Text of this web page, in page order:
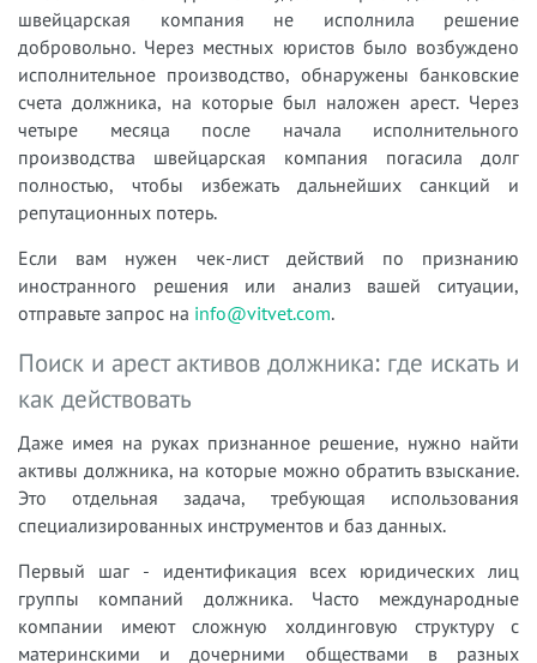
швейцарская компания не исполнила решение
добровольно. Через местных юристов было возбуждено
исполнительное производство, обнаружены банковские
счета должника, на которые был наложен арест. Через
четыре месяца после начала исполнительного
производства швейцарская компания погасила долг
полностью, чтобы избежать дальнейших санкций и
репутационных потерь.
Если вам нужен чек-лист действий по признанию
иностранного решения или анализ вашей ситуации,
отправьте запрос на info@vitvet.com.
Поиск и арест активов должника: где искать и
как действовать
Даже имея на руках признанное решение, нужно найти
активы должника, на которые можно обратить взыскание.
Это отдельная задача, требующая использования
специализированных инструментов и баз данных.
Первый шаг - идентификация всех юридических лиц
группы компаний должника. Часто международные
компании имеют сложную холдинговую структуру с
материнскими и дочерними обществами в разных